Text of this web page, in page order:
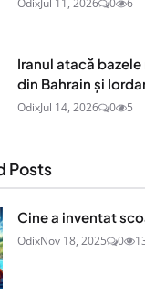
Iranul atacă
din Bahrain și
OdixJul 14, 2026 0 5
Posts
Cine a inventat
OdixNov 18, 2025 0